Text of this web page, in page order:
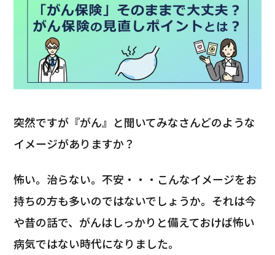
突然ですが『がん』と聞いてみなさんどのような
イメージがありますか？
怖い。治らない。不安・・・こんなイメージをお
持ちの方も多いのではないでしょうか。それは今
や昔の話で、がんはしっかりと備えておけば怖い
病気ではない時代になりました。